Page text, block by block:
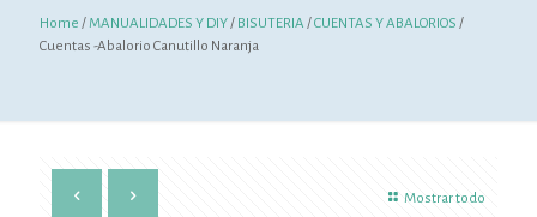
Home /MANUALIDADES Y DIY/ BISUTERIA /CUENTAS Y ABALORIOS /
Cuentas -Abalorio Canutillo Naranja
Mostrar todo